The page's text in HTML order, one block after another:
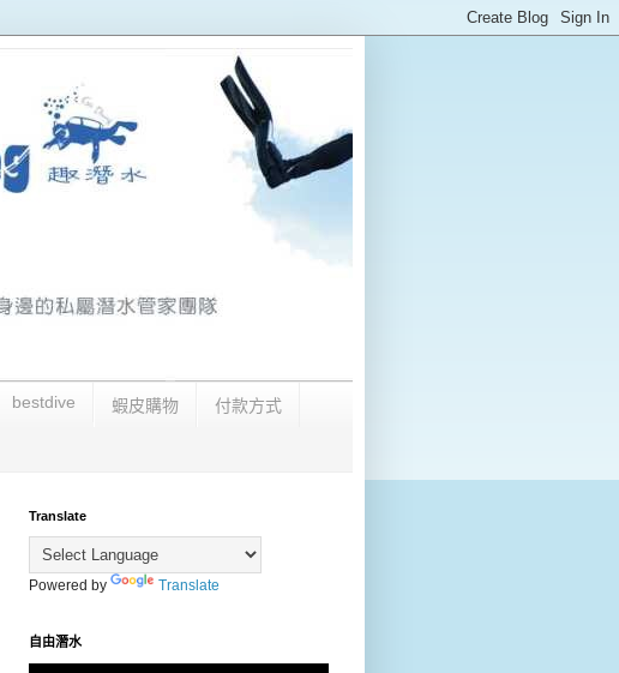
bestdive 蝦皮購物 付款方式
Translate
Powered by Translate
自由潛水